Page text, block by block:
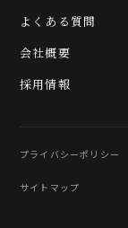
よくある質問
会社概要
採用情報
プライバシーポリシー
サイトマップ